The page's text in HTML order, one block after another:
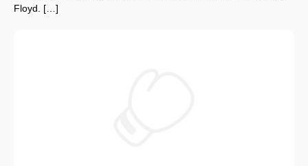
Floyd. […]